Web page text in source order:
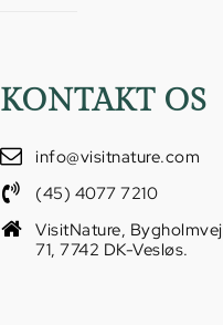
KONTAKT OS
info@visitnature.com
(45) 4077 7210
VisitNature, Bygholmvej
71, 7742 DK-Vesløs.